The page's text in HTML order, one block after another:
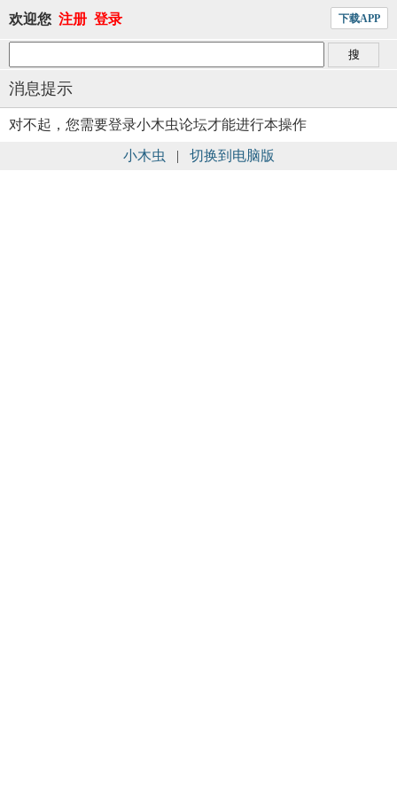
欢迎您 注册 登录 下载APP
消息提示
对不起，您需要登录小木虫论坛才能进行本操作
小木虫 | 切换到电脑版